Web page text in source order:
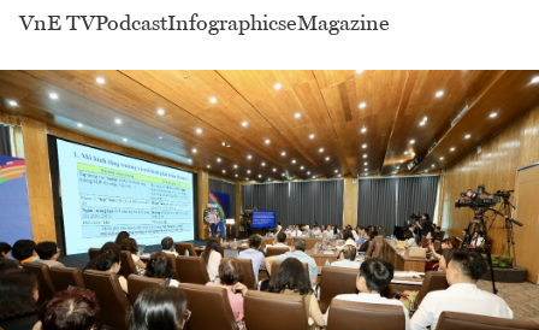
VnE TVPodcastInfographicseMagazine